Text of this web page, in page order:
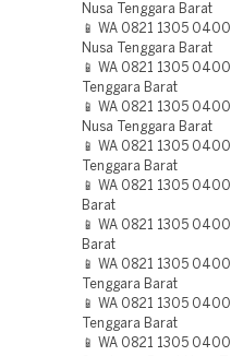
Nusa Tenggara Barat
📱 WA 0821 1305
Nusa Tenggara Barat
📱 WA 0821 1305
Tenggara Barat
📱 WA 0821 1305
Nusa Tenggara Barat
📱 WA 0821 1305
Tenggara Barat
📱 WA 0821 1305
Barat
📱 WA 0821 1305
Barat
📱 WA 0821 1305
Tenggara Barat
📱 WA 0821 1305
Tenggara Barat
📱 WA 0821 1305